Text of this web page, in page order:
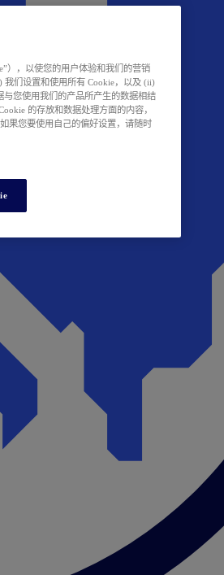
），以使您的用户体验和我们的营销
我们设置和使用所有 Cookie，以及 (ii)
您使用我们的产品所产生的数据相结
的存放和数据处理方面的内容，
果您要使用自己的偏好设置，请随时